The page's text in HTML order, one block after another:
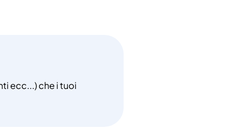
ecc...) che i tuoi